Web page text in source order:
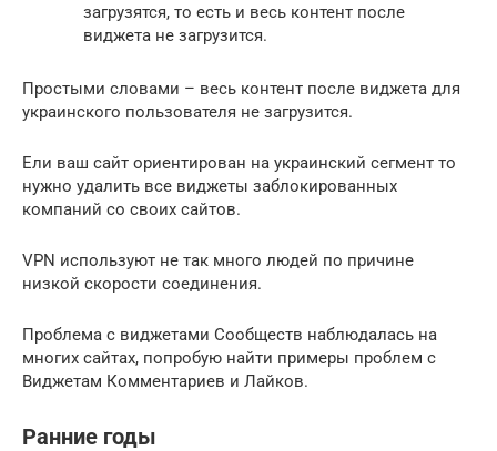
загрузятся, то есть и весь контент после
виджета не загрузится.
Простыми словами – весь контент после виджета для
украинского пользователя не загрузится.
Ели ваш сайт ориентирован на украинский сегмент то
нужно удалить все виджеты заблокированных
компаний со своих сайтов.
VPN используют не так много людей по причине
низкой скорости соединения.
Проблема с виджетами Сообществ наблюдалась на
многих сайтах, попробую найти примеры проблем с
Виджетам Комментариев и Лайков.
Ранние годы